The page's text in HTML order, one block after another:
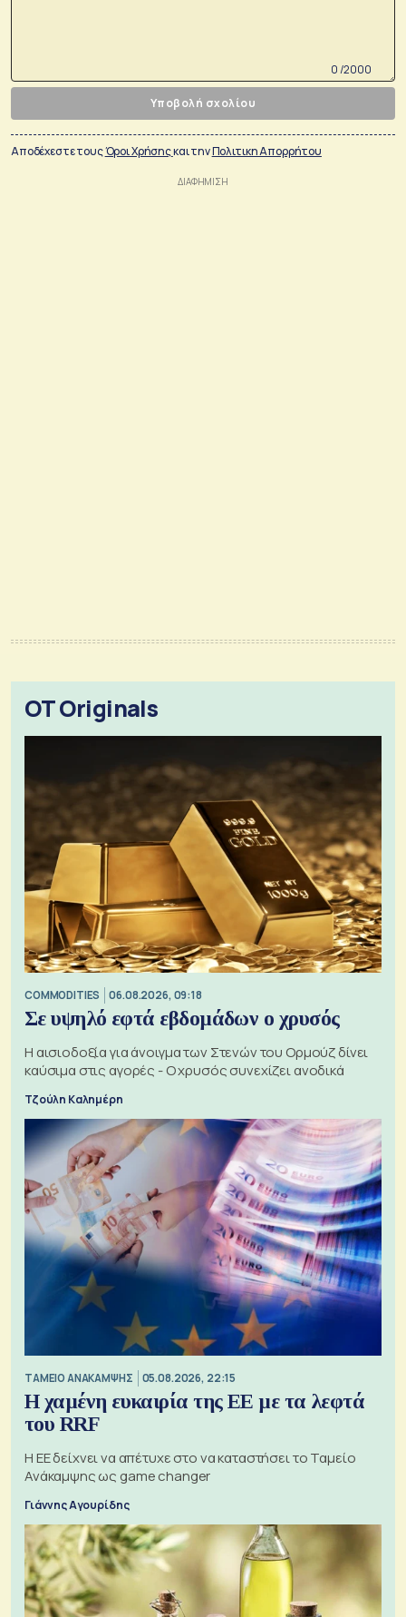
0 /2000
Υποβολή σχολίου
Αποδέχεστε τουςΌροι Χρήσηςκαι τηνΠολιτικη Απορρήτου
OT Originals
COMMODITIES 06.08.2026, 09:18
Σε υψηλό εφτά εβδομάδων ο χρυσός
Η αισιοδοξία για άνοιγμα των Στενών του Ορμούζ δίνει
καύσιμα στις αγορές - Ο χρυσός συνεχίζει ανοδικά
Τζούλη Καλημέρη
ΤΑΜΕΙΟ ΑΝΑΚΑΜΨΗΣ 05.08.2026, 22:15
Η χαμένη ευκαιρία της ΕΕ με τα λεφτά
του RRF
Η ΕΕ δείχνει να απέτυχε στο να καταστήσει το Ταμείο
Ανάκαμψης ως game changer
Γιάννης Αγουρίδης